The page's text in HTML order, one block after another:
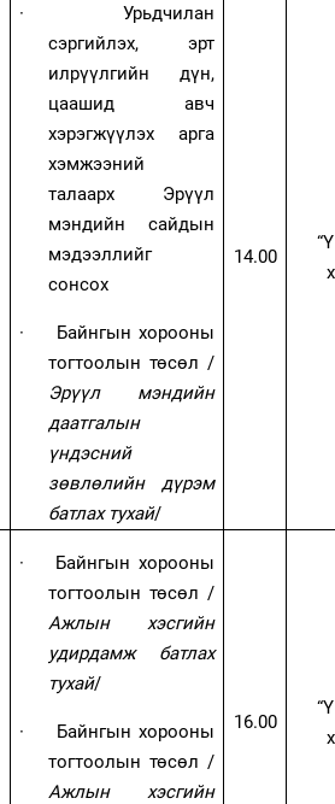
·
Урьдчилан
сэргийлэх, эрт
илрүүлгийн дүн,
цаашид авч
хэрэгжүүлэх арга
хэмжээний
талаарх Эрүүл
мэндийн сайдын
мэдээллийг
сонсох
·
Байнгын хорооны
тогтоолын төсөл /
Эрүүл мэндийн
даатгалын
үндэсний
зөвлөлийн дүрэм
батлах тухай/
14.00
·
Байнгын хорооны
тогтоолын төсөл /
Ажлын хэсгийн
удирдамж батлах
тухай/
·
Байнгын хорооны
тогтоолын төсөл /
Ажлын хэсгийн
16.00